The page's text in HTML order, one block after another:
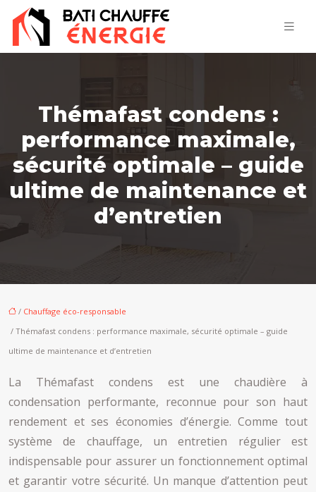
Thémafast condens :
performance maximale,
sécurité optimale – guide
ultime de maintenance et
d’entretien
/ Chauffage éco-responsable
/ Thémafast condens : performance maximale, sécurité optimale – guide
ultime de maintenance et d’entretien
La Thémafast condens est une chaudière à
condensation performante, reconnue pour son haut
rendement et ses économies d’énergie. Comme tout
système de chauffage, un entretien régulier est
indispensable pour assurer un fonctionnement optimal
et garantir votre sécurité. Un manque d’attention peut